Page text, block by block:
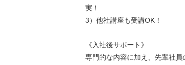
実！
3）他社講座も受講OK！
《入社後サポート》
専門的な内容に加え、先輩社